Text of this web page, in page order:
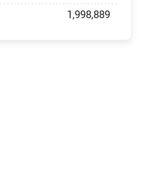
1,998,889